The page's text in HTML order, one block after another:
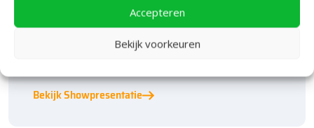
Accepteren
Bekijk voorkeuren
binnen én buiten. Hier ontdek je de nieuwste
bestratingstrends, zie je materialen in het echt en krijg
je, als je dat wilt, specialistisch advies van ons team.
Een rondje samen en de ideeën stromen vanzelf
Bekijk Showpresentatie